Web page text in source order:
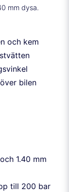
mm dysa.
och kem
bilen
1.40 mm
till 200 bar